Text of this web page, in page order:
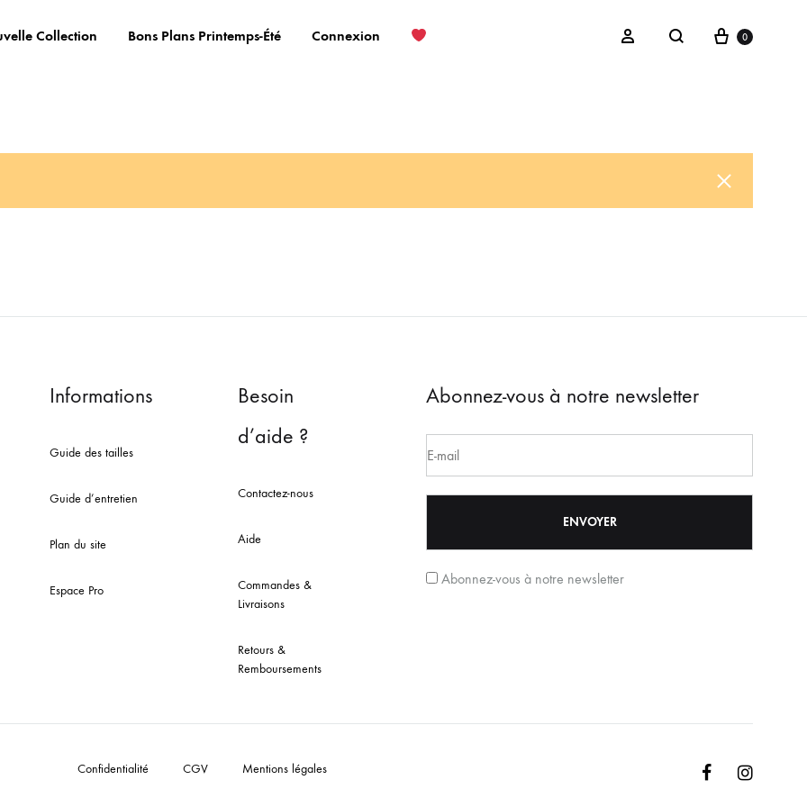
Collection Bons Plans Printemps-Été Connexion Sign in
Search
Cart
0
Informations
Guide des tailles
Guide d’entretien
Plan du site
Espace Pro
Besoin
d’aide ?
Contactez-nous
Aide
Commandes &
Livraisons
Retours &
Remboursements
Abonnez-vous à notre newsletter
Abonnez-vous à notre newsletter
Confidentialité CGV Mentions légales Facebook